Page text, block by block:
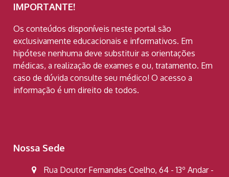
IMPORTANTE!
Os conteúdos disponíveis neste portal são
exclusivamente educacionais e informativos. Em
hipótese nenhuma deve substituir as orientações
médicas, a realização de exames e ou, tratamento. Em
caso de dúvida consulte seu médico! O acesso a
informação é um direito de todos.
Nossa Sede
Rua Doutor Fernandes Coelho, 64 - 13º Andar -